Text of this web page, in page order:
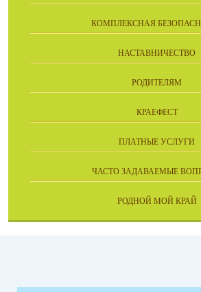
КОМПЛЕКСНАЯ
НАСТАВНИЧЕСТВО
РОДИТЕЛЯМ
КРАЕФЕСТ
ПЛАТНЫЕ УСЛУГИ
ЧАСТО ЗАДАВАЕМЫЕ
РОДНОЙ МОЙ КРАЙ